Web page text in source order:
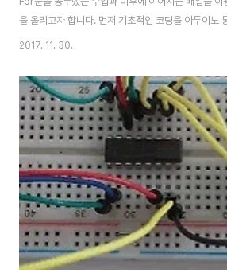
을 올리고자 합니다. 먼저 기초적인 코딩을 아두이노
서 해보도록 합니다. 일단 코딩은 1에서 10까지 모든
1+3+5+7+9를 계산하는 코딩입니다. 이번에도 무리
있었습니다. 이렇듯이 For문은 다음과 같은 구조를
(초기식 ; 조건식 ; 증감식 ) 초기식은 간단하게 맨 위
로 정수형으로 선언된 변수가 처음에 어떤 값인지를
고 나서 조건식..
2017. 11. 30.